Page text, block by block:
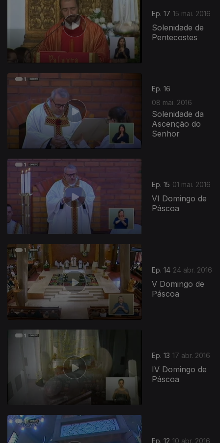
Ep. 17 15 mai. 2016
Solenidade de
Pentecostes
Ep. 16
08 mai. 2016
Solenidade da
Ascenção do
Senhor
Ep. 15 01 mai. 2016
VI Domingo de
Páscoa
Ep. 14 24 abr. 2016
V Domingo de
Páscoa
Ep. 13 17 abr. 2016
IV Domingo de
Páscoa
Ep. 12 10 abr. 2016